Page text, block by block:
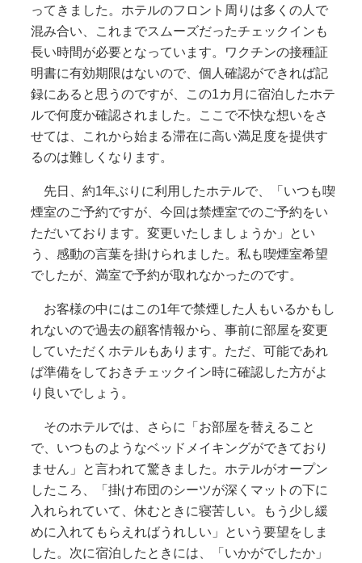
ってきました。ホテルのフロント周りは多くの人で
混み合い、これまでスムーズだったチェックインも
長い時間が必要となっています。ワクチンの接種証
明書に有効期限はないので、個人確認ができれば記
録にあると思うのですが、この1カ月に宿泊したホテ
ルで何度か確認されました。ここで不快な想いをさ
せては、これから始まる滞在に高い満足度を提供す
るのは難しくなります。
先日、約1年ぶりに利用したホテルで、「いつも喫
煙室のご予約ですが、今回は禁煙室でのご予約をい
ただいております。変更いたしましょうか」とい
う、感動の言葉を掛けられました。私も喫煙室希望
でしたが、満室で予約が取れなかったのです。
お客様の中にはこの1年で禁煙した人もいるかもし
れないので過去の顧客情報から、事前に部屋を変更
していただくホテルもあります。ただ、可能であれ
ば準備をしておきチェックイン時に確認した方がよ
り良いでしょう。
そのホテルでは、さらに「お部屋を替えること
で、いつものようなベッドメイキングができており
ません」と言われて驚きました。ホテルがオープン
したころ、「掛け布団のシーツが深くマットの下に
入れられていて、休むときに寝苦しい。もう少し緩
めに入れてもらえればうれしい」という要望をしま
した。次に宿泊したときには、「いかがでしたか」